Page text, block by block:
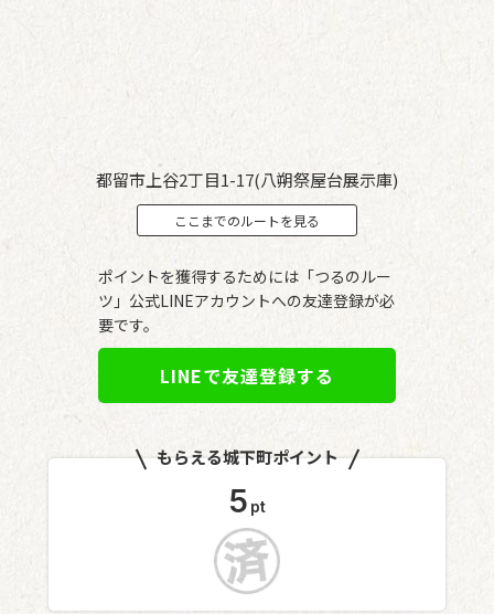
都留市上谷2丁目1-17(八朔祭屋台展示庫)
ここまでのルートを見る
ポイントを獲得するためには「つるのルー
ツ」公式LINEアカウントへの友達登録が必
要です。
LINEで友達登録する
もらえる城下町ポイント
5 pt